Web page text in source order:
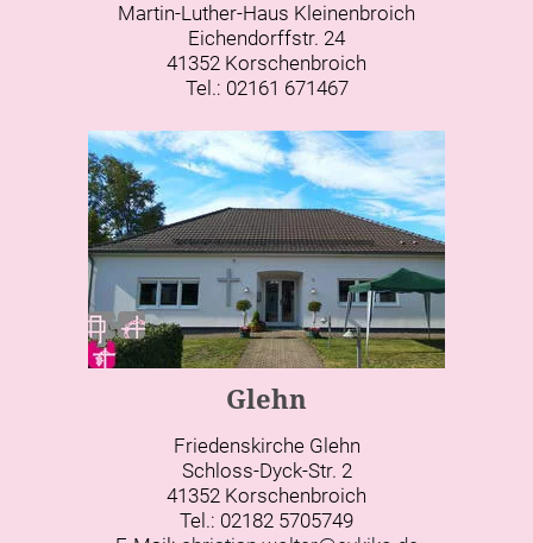
Martin-Luther-Haus Kleinenbroich
Eichendorffstr. 24
41352 Korschenbroich
Tel.: 02161 671467
Glehn
Friedenskirche Glehn
Schloss-Dyck-Str. 2
41352 Korschenbroich
Tel.: 02182 5705749